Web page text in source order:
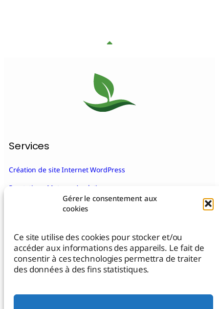
Gérer le consentement aux
cookies
Ce site utilise des cookies pour stocker et/ou
accéder aux informations des appareils. Le fait de
consentir à ces technologies permettra de traiter
des données à des fins statistiques.
Services
Création de site Internet WordPress
Prestations Matomo Analytics
Maintenance de site WordPress
Bénévolat de compétences